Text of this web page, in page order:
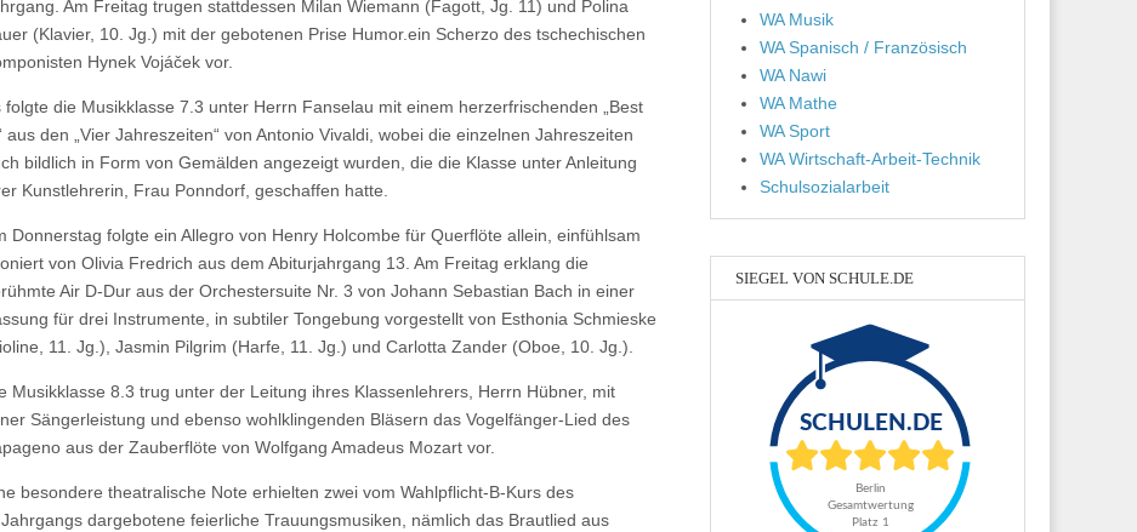
Am Freitag trugen stattdessen Milan Wiemann (Fagott, Jg. 11) und Polina
(Klavier, 10. Jg.) mit der gebotenen Prise Humor.ein Scherzo des tschechischen
Hynek Vojáček vor.
folgte die Musikklasse 7.3 unter Herrn Fanselau mit einem herzerfrischenden „Best
aus den „Vier Jahreszeiten“ von Antonio Vivaldi, wobei die einzelnen Jahreszeiten
bildlich in Form von Gemälden angezeigt wurden, die die Klasse unter Anleitung
Kunstlehrerin, Frau Ponndorf, geschaffen hatte.
Donnerstag folgte ein Allegro von Henry Holcombe für Querflöte allein, einfühlsam
von Olivia Fredrich aus dem Abiturjahrgang 13. Am Freitag erklang die
Air D-Dur aus der Orchestersuite Nr. 3 von Johann Sebastian Bach in einer
für drei Instrumente, in subtiler Tongebung vorgestellt von Esthonia Schmieske
11. Jg.), Jasmin Pilgrim (Harfe, 11. Jg.) und Carlotta Zander (Oboe, 10. Jg.).
Musikklasse 8.3 trug unter der Leitung ihres Klassenlehrers, Herrn Hübner, mit
Sängerleistung und ebenso wohlklingenden Bläsern das Vogelfänger-Lied des
aus der Zauberflöte von Wolfgang Amadeus Mozart vor.
besondere theatralische Note erhielten zwei vom Wahlpflicht-B-Kurs des
dargebotene feierliche Trauungsmusiken, nämlich das Brautlied aus
WA Musik
WA Spanisch / Französisch
WA Nawi
WA Mathe
WA Sport
WA Wirtschaft-Arbeit-Technik
Schulsozialarbeit
SIEGEL VON SCHULE.DE